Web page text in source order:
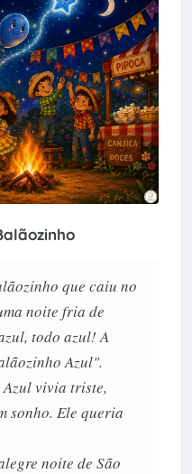
que caiu no
noite fria de
todo azul! A
Azul".
vivia triste,
sonho. Ele queria
noite de São